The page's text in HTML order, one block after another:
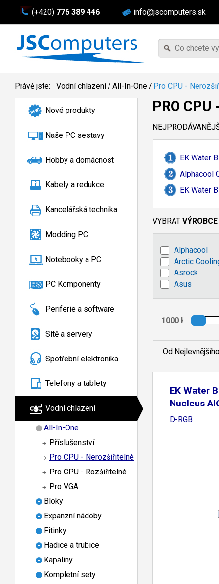
(+420) 776 389 446 info@jscomputers.sk
Právě jste: Vodní chlazení/ All-In-One/ Pro CPU -
Nové produkty
Naše PC sestavy
Hobby a domácnost
Kabely a redukce
Kancelářská technika
Modding PC
Notebooky a PC
PC Komponenty
Periferie a software
Sítě a servery
Spotřební elektronika
Telefony a tablety
Vodní chlazení
All-In-One
Příslušenství
Pro CPU - Nerozšiřitelné
Pro CPU - Rozšiřitelné
Pro VGA
Bloky
Expanzní nádoby
Fitinky
Hadice a trubice
Kapaliny
Kompletní sety
PRO CPU
EK Water
Alphacool
EK Water
VYBRAT VÝROBCE
Alphacool
Arctic
Asrock
Asus
Od Nejlevnějšího
EK Water
Nucleus
D-RGB